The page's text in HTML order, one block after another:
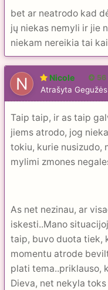
bet ar neatrodo kad
jų niekas nemyli ir jie
niekam nereikia tai
Nicole 56
Atrašyta
Taip taip, ir as taip
jiems atrodo, jog
tokiu, kurie nusizudo,
mylimi zmones
As net nezinau, ar
iskesti..Mano
taip, buvo duota tiek,
momentu atrode
plati tema..priklauso,
Dieva, net nekyla